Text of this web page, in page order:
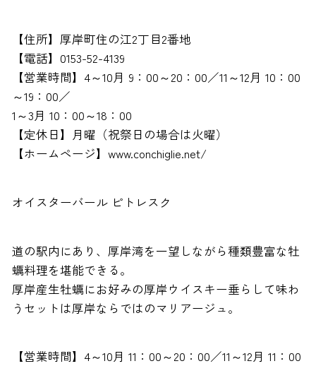
【住所】厚岸町住の江2丁目2番地
【電話】0153-52-4139
【営業時間】4～10月 9：00～20：00／11～12月 10：00
～19：00／
1～3月 10：00～18：00
【定休日】月曜（祝祭日の場合は火曜）
【ホームページ】www.conchiglie.net/
オイスターバール ピトレスク
道の駅内にあり、厚岸湾を一望しながら種類豊富な牡
蠣料理を堪能できる。
厚岸産生牡蠣にお好みの厚岸ウイスキー垂らして味わ
うセットは厚岸ならではのマリアージュ。
【営業時間】4～10月 11：00～20：00／11～12月 11：00